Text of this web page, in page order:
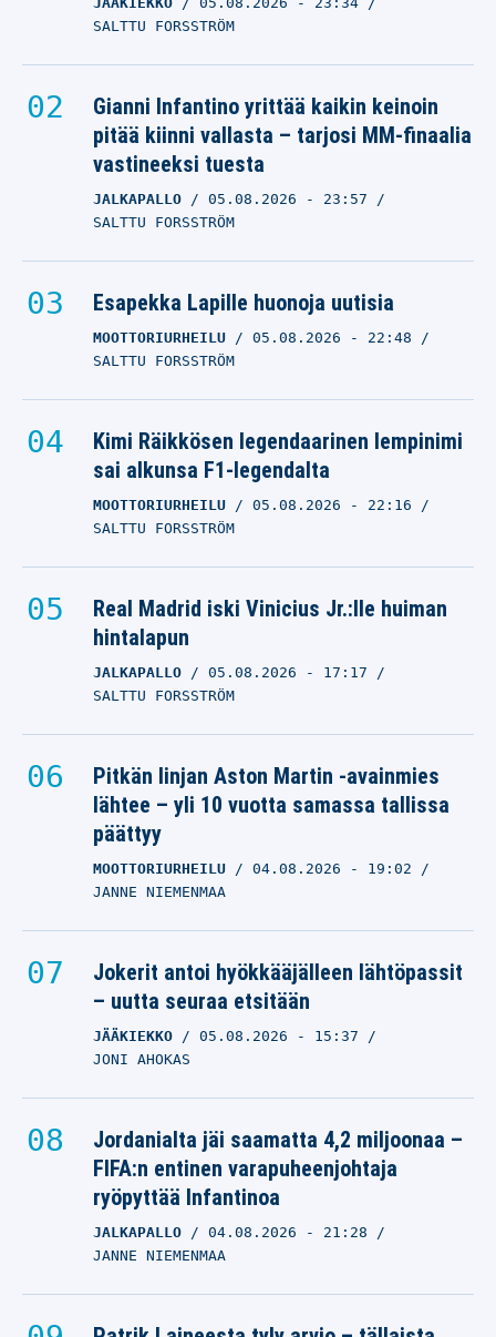
SALTTU FORSSTRÖM
Gianni Infantino yrittää kaikin keinoin
pitää kiinni vallasta – tarjosi MM-finaalia
vastineeksi tuesta
JALKAPALLO 05.08.2026 - 23:57
SALTTU FORSSTRÖM
Esapekka Lapille huonoja uutisia
MOOTTORIURHEILU 05.08.2026 - 22:48
SALTTU FORSSTRÖM
Kimi Räikkösen legendaarinen lempinimi
sai alkunsa F1-legendalta
MOOTTORIURHEILU 05.08.2026 - 22:16
SALTTU FORSSTRÖM
Real Madrid iski Vinicius Jr.:lle huiman
hintalapun
JALKAPALLO 05.08.2026 - 17:17
SALTTU FORSSTRÖM
Pitkän linjan Aston Martin -avainmies
lähtee – yli 10 vuotta samassa tallissa
päättyy
MOOTTORIURHEILU 04.08.2026 - 19:02
JANNE NIEMENMAA
Jokerit antoi hyökkääjälleen lähtöpassit
– uutta seuraa etsitään
JÄÄKIEKKO 05.08.2026 - 15:37
JONI AHOKAS
Jordanialta jäi saamatta 4,2 miljoonaa –
FIFA:n entinen varapuheenjohtaja
ryöpyttää Infantinoa
JALKAPALLO 04.08.2026 - 21:28
JANNE NIEMENMAA